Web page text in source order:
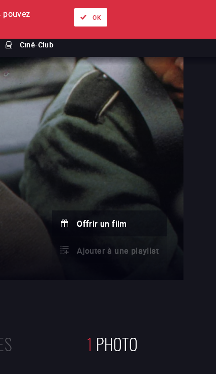
Ciné-Club
À propos Nos offres
Offrir un film
Ajouter à une playlist
1 PHOTO
pouvez
OK